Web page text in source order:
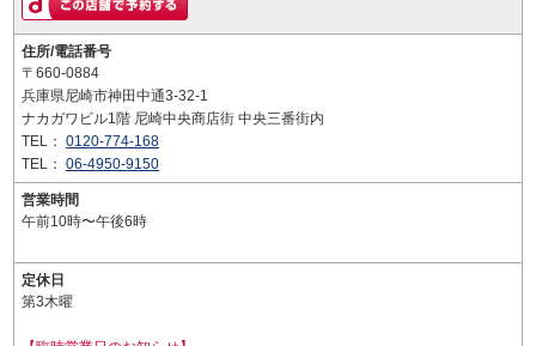
住所/電話番号
〒660-0884
兵庫県尼崎市神田中通3-32-1
ナカガワビル1階 尼崎中央商店街 中央三番街内
TEL： 0120-774-168
TEL： 06-4950-9150
営業時間
午前10時〜午後6時
定休日
第3木曜